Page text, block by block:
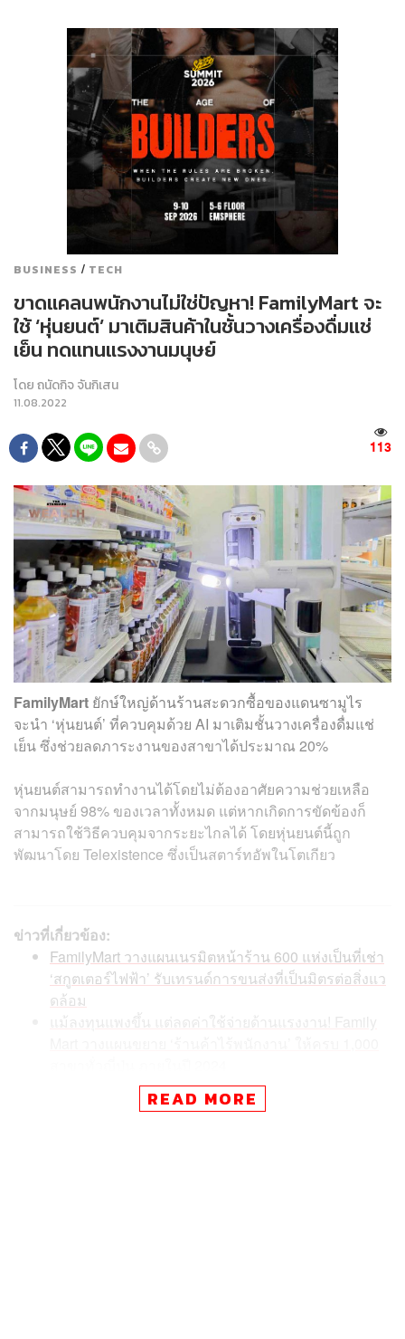
BUSINESS / TECH
ขาดแคลนพนักงานไม่ใช่ปัญหา! FamilyMart จะ
ใช้ ‘หุ่นยนต์’ มาเติมสินค้าในชั้นวางเครื่องดื่มแช่
เย็น ทดแทนแรงงานมนุษย์
โดยถนัดกิจ จันกิเสน
11.08.2022
113
FamilyMart ยักษ์ใหญ่ด้านร้านสะดวกซื้อของแดนซามูไร
จะนำ ‘หุ่นยนต์’ ที่ควบคุมด้วย AI มาเติมชั้นวางเครื่องดื่มแช่
เย็น ซึ่งช่วยลดภาระงานของสาขาได้ประมาณ 20%
หุ่นยนต์สามารถทำงานได้โดยไม่ต้องอาศัยความช่วยเหลือ
จากมนุษย์ 98% ของเวลาทั้งหมด แต่หากเกิดการขัดข้องก็
สามารถใช้วิธีควบคุมจากระยะไกลได้ โดยหุ่นยนต์นี้ถูก
พัฒนาโดย Telexistence ซึ่งเป็นสตาร์ทอัพในโตเกียว
ข่าวที่เกี่ยวข้อง:
FamilyMart วางแผนเนรมิตหน้าร้าน 600 แห่งเป็นที่เช่า
‘สกูตเตอร์ไฟฟ้า’ รับเทรนด์การขนส่งที่เป็นมิตรต่อสิ่งแว
ดล้อม
แม้ลงทุนแพงขึ้น แต่ลดค่าใช้จ่ายด้านแรงงาน! Family
FamilyMart เปิดร้านใหม่ในโตเกียวที่ไม่มี ‘พนักงานรับ
ชำระเงิน’ แต่ใช้กล้อง 40 ตัวรอบร้านทำงานแทน และมี
READ MORE